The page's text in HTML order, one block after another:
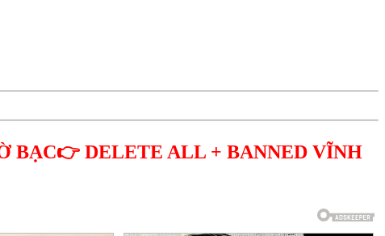
BẠC👉 DELETE ALL + BANNED VĨNH